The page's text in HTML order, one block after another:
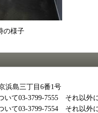
の様子
浜島三丁目6番1号
いて03-3799-7555 それ以外
いて03-3799-7554 それ以外